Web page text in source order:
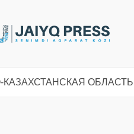
ОБЛАСТЬ